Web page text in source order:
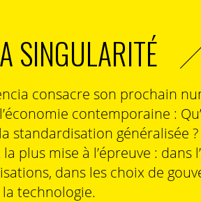
SINGULARITÉ
consacre son prochain
contemporaine :
standardisation généralisée
plus mise à l’épreuve : dans
dans les choix de
technologie.